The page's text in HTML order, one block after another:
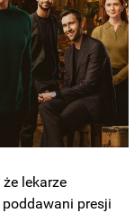
lekarze
presji